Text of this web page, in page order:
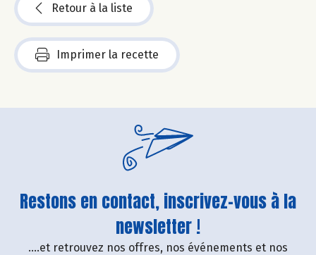
Retour à la liste
Imprimer la recette
Restons en contact, inscrivez-vous à la
newsletter !
....et retrouvez nos offres, nos événements et nos